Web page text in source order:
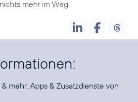
mehr im Weg.
mehr: Apps & Zusatzdienste von